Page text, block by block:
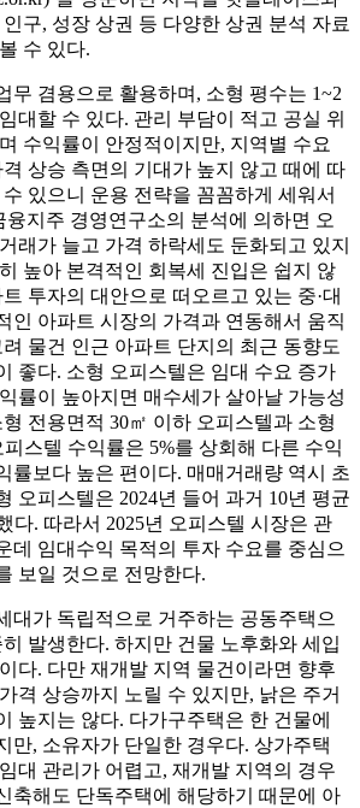
구, 성장 상권 등 다양한 상권 분석 자료
수 있다.
무 겸용으로 활용하며, 소형 평수는 1~2
대할 수 있다. 관리 부담이 적고 공실 위
수익률이 안정적이지만, 지역별 수요
상승 측면의 기대가 높지 않고 때에 따
있으니 운용 전략을 꼼꼼하게 세워서
지주 경영연구소의 분석에 의하면 오
래가 늘고 가격 하락세도 둔화되고 있지
높아 본격적인 회복세 진입은 쉽지 않
투자의 대안으로 떠오르고 있는 중·대
인 아파트 시장의 가격과 연동해서 움직
물건 인근 아파트 단지의 최근 동향도
좋다. 소형 오피스텔은 임대 수요 증가
률이 높아지면 매수세가 살아날 가능성
전용면적 30㎡ 이하 오피스텔과 소형
스텔 수익률은 5%를 상회해 다른 수익
률보다 높은 편이다. 매매거래량 역시 초
오피스텔은 2024년 들어 과거 10년 평균
다. 따라서 2025년 오피스텔 시장은 관
데 임대수익 목적의 투자 수요를 중심으
보일 것으로 전망한다.
대가 독립적으로 거주하는 공동주택으
발생한다. 하지만 건물 노후화와 세입
다. 다만 재개발 지역 물건이라면 향후
격 상승까지 노릴 수 있지만, 낡은 주거
높지는 않다. 다가구주택은 한 건물에
만, 소유자가 단일한 경우다. 상가주택
대 관리가 어렵고, 재개발 지역의 경우
축해도 단독주택에 해당하기 때문에 아